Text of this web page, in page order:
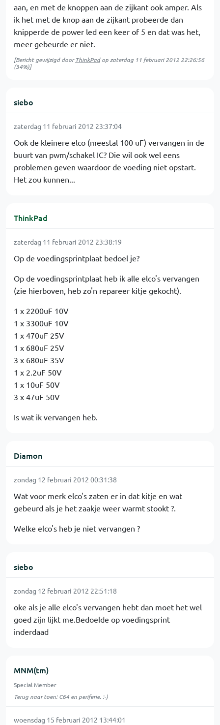
aan, en met de knoppen aan de zijkant ook amper. Als
ik het met de knop aan de zijkant probeerde dan
knipperde de power led een keer of 5 en dat was het,
meer gebeurde er niet.
[Bericht gewijzigd doorThinkPadop zaterdag 11 februari 2012 22:26:56
(34%)]
siebo
zaterdag 11 februari 2012 23:37:04
Ook de kleinere elco (meestal 100 uF) vervangen in de
buurt van pwm/schakel IC? Die wil ook wel eens
problemen geven waardoor de voeding niet opstart.
Het zou kunnen...
ThinkPad
zaterdag 11 februari 2012 23:38:19
Op de voedingsprintplaat bedoel je?
Op de voedingsprintplaat heb ik alle elco's vervangen
(zie hierboven, heb zo'n repareer kitje gekocht).
1 x 2200uF 10V
1 x 3300uF 10V
1 x 470uF 25V
1 x 680uF 25V
3 x 680uF 35V
1 x 2.2uF 50V
1 x 10uF 50V
3 x 47uF 50V
Is wat ik vervangen heb.
Diamon
zondag 12 februari 2012 00:31:38
Wat voor merk elco's zaten er in dat kitje en wat
gebeurd als je het zaakje weer warmt stookt ?.
Welke elco's heb je niet vervangen ?
siebo
zondag 12 februari 2012 22:51:18
oke als je alle elco's vervangen hebt dan moet het wel
goed zijn lijkt me.Bedoelde op voedingsprint
inderdaad
MNM(tm)
Special Member
Terug naar toen: C64 en periferie. :-)
woensdag 15 februari 2012 13:44:01